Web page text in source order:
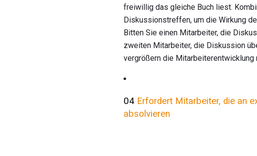
freiwillig das gleiche Buch liest.
Diskussionstreffen, um die Wirkung
Bitten Sie einen Mitarbeiter, die
zweiten Mitarbeiter, die Diskussion
vergrößern die Mitarbeiterentwicklung
04 Erfordert Mitarbeiter, die an
absolvieren